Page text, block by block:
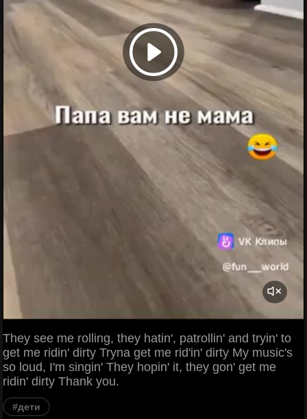
They see me rolling, they hatin', patrollin' and tryin' to
get me ridin' dirty Tryna get me rid'in' dirty My music's
so loud, I'm singin' They hopin' it, they gon' get me
ridin' dirty Thank you.
#дети